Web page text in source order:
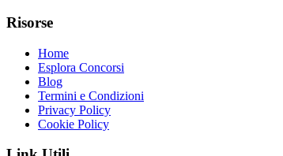
Risorse
Home
Esplora Concorsi
Blog
Termini e Condizioni
Privacy Policy
Cookie Policy